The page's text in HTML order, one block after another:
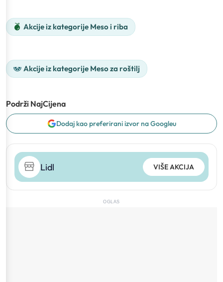
Akcije iz kategorije Meso i riba
Akcije iz kategorije Meso za roštilj
Podrži NajCijena
Dodaj kao preferirani izvor na Googleu
Lidl VIŠE AKCIJA
OGLAS